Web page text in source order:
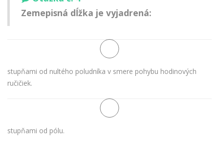
Zemepisná dĺžka je vyjadrená:
stupňami od nultého poludníka v smere pohybu hodinových
ručičiek.
stupňami od pólu.